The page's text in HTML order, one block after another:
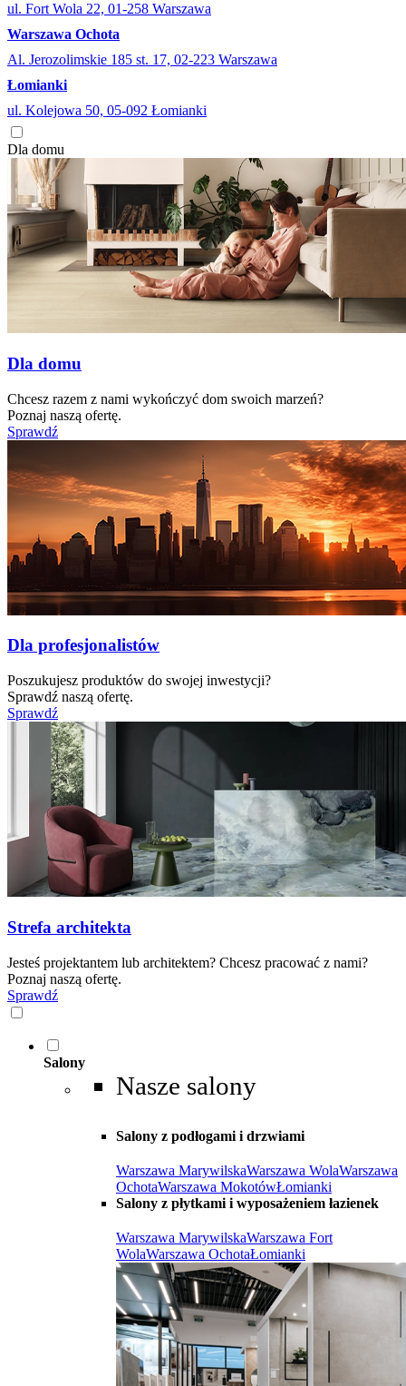
ul. Fort Wola 22, 01-258 Warszawa
Warszawa Ochota
Al. Jerozolimskie 185 st. 17, 02-223 Warszawa
Łomianki
ul. Kolejowa 50, 05-092 Łomianki
Dla domu
Dla domu
Chcesz razem z nami wykończyć dom swoich marzeń?
Poznaj naszą ofertę.
Sprawdź
Dla profesjonalistów
Poszukujesz produktów do swojej inwestycji?
Sprawdź naszą ofertę.
Sprawdź
Strefa architekta
Jesteś projektantem lub architektem? Chcesz pracować z nami?
Poznaj naszą ofertę.
Sprawdź
Salony
Nasze salony
Salony z podłogami i drzwiami
Warszawa MarywilskaWarszawa WolaWarszawa
OchotaWarszawa MokotówŁomianki
Salony z płytkami i wyposażeniem łazienek
Warszawa MarywilskaWarszawa Fort
WolaWarszawa OchotaŁomianki